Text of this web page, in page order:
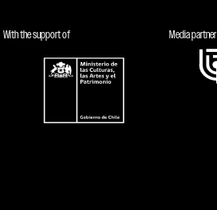
With the support of Media partner